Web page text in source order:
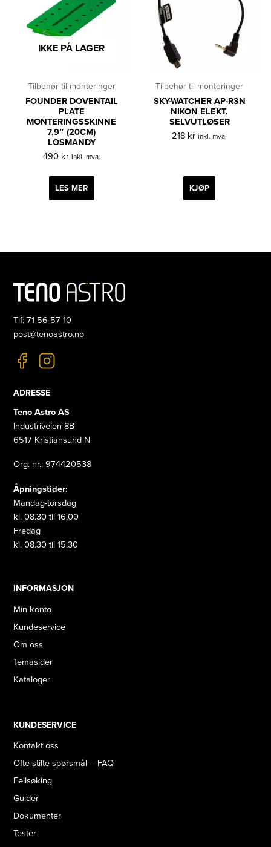
IKKE PÅ LAGER
Tilbehør til monteringer
FOUNDER DOVENTAIL
PLATE
MONTERINGSSKINNE
7,9″ (20CM)
LOSMANDY
490 kr inkl. mva.
LES MER
Tilbehør til monteringer
SKY-WATCHER AP-R3N
NIKON ELEKT.
SELVUTLØSER
218 kr inkl. mva.
KJØP
Tlf: 71 56 57 10
post@tenoastro.no
ADRESSE
Teno Astro AS
Industriveien 8B
6517 Kristiansund N
Org. nr.: 974420538
Åpningstider:
Mandag-torsdag
kl. 08.30 til 16.00
Fredag
kl. 08.30 til 15.30
INFORMASJON
Min konto
Kundeservice
Om oss
Temasider
Kataloger
KUNDESERVICE
Kontakt oss
Ofte stilte spørsmål – FAQ
Feilsøking
Guider
Dokumenter
Tester